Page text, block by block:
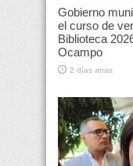
Gobierno
el curso de
Biblioteca
Ocampo
2 días atras